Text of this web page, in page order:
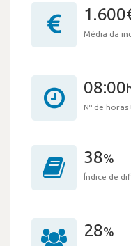
Média da
08:00
Nº de
38%
Índice de
28%